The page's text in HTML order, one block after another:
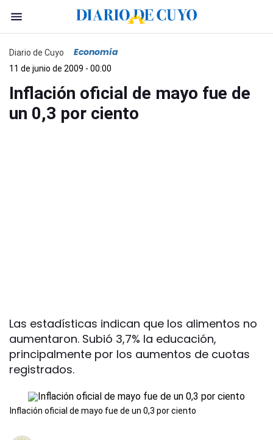
Diario de Cuyo Economía
11 de junio de 2009 - 00:00
Inflación oficial de mayo fue de
un 0,3 por ciento
Las estadísticas indican que los alimentos no
aumentaron. Subió 3,7% la educación,
principalmente por los aumentos de cuotas
registrados.
Inflación oficial de mayo fue de un 0,3 por ciento